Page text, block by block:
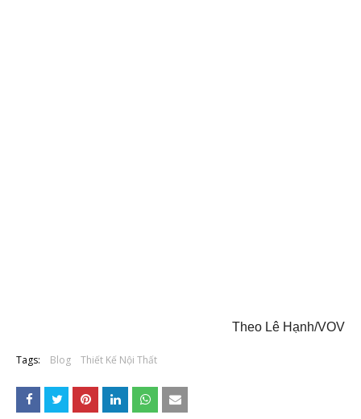
Theo Lê Hạnh/VOV
Tags: Blog Thiết Kế Nội Thất